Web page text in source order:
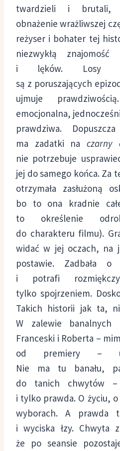
twardzieli i brutali,
obnażenie wrażliwszej
reżyser i bohater tej
niezwykłą
i lęków. Losy
są z poruszających
ujmuje
emocjonalna,
prawdziwa.
ma zadatki na czarny
nie potrzebuje
jej do samego końca. Za
otrzymała zasłużoną
bo to ona kradnie
to określenie
do charakteru filmu).
widać w jej oczach, na
postawie. Zadbała
i potrafi
tylko spojrzeniem.
Takich historii jak ta,
W zalewie banalnych
Franceski i Roberta –
od premiery –
Nie ma tu banału,
do tanich chwytów
i tylko prawda. O życiu, o
wyborach. A prawda
i wyciska łzy. Chwyta
że po seansie